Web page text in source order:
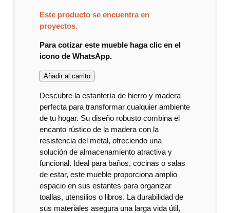
Este producto se encuentra en
proyectos.
Para cotizar este mueble haga clic en el
icono de WhatsApp.
Añadir al carrito
Descubre la estantería de hierro y madera
perfecta para transformar cualquier ambiente
de tu hogar. Su diseño robusto combina el
encanto rústico de la madera con la
resistencia del metal, ofreciendo una
solución de almacenamiento atractiva y
funcional. Ideal para baños, cocinas o salas
de estar, este mueble proporciona amplio
espacio en sus estantes para organizar
toallas, utensilios o libros. La durabilidad de
sus materiales asegura una larga vida útil,